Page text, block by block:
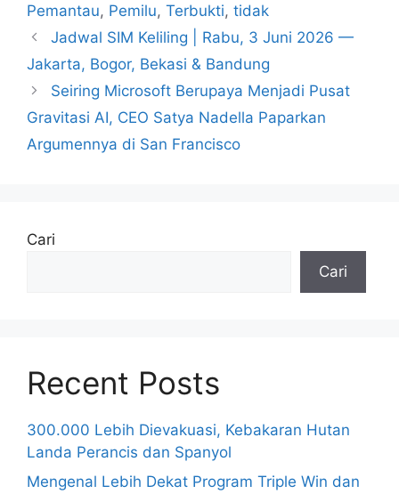
Pemantau, Pemilu, Terbukti, tidak
Jadwal SIM Keliling | Rabu, 3 Juni 2026 —
Jakarta, Bogor, Bekasi & Bandung
Seiring Microsoft Berupaya Menjadi Pusat
Gravitasi AI, CEO Satya Nadella Paparkan
Argumennya di San Francisco
Cari
Cari
Recent Posts
300.000 Lebih Dievakuasi, Kebakaran Hutan
Landa Perancis dan Spanyol
Mengenal Lebih Dekat Program Triple Win dan